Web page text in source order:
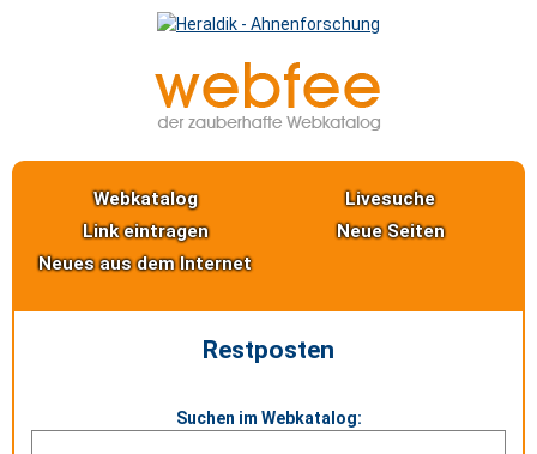
Webkatalog
Livesuche
Link eintragen
Neue Seiten
Neues aus dem Internet
Restposten
Suchen im Webkatalog: